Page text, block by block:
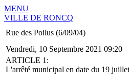
MENU
VILLE DE RONCQ
Rue des Poilus (6/09/04)
Vendredi, 10 Septembre 2021 09:20
ARTICLE 1:
L'arrêté municipal en date du 19